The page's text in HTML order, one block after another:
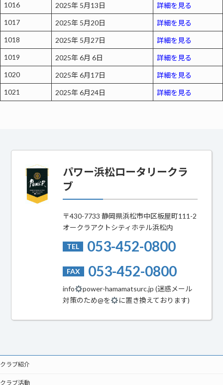
1016
2025年 5月13日
詳細を見る
1017
2025年 5月20日
詳細を見る
1018
2025年 5月27日
詳細を見る
1019
2025年 6月 6日
詳細を見る
1020
2025年 6月17日
詳細を見る
1021
2025年 6月24日 詳細を見る
パワー浜松ロータリークラ
ブ
〒430-7733 静岡県浜松市中区板屋町111-2
オークラアクトシティホテル浜松内
TEL 053-452-0800
FAX 053-452-0800
info
power-hamamatsurc.jp (迷惑メール
対策のため@を
に置き換えております)
クラブ紹介
クラブ活動